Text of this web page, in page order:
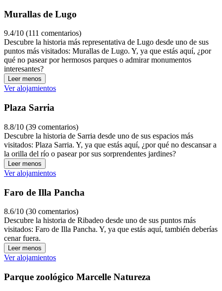
Murallas de Lugo
9.4/10 (111 comentarios)
Descubre la historia más representativa de Lugo desde uno de sus
puntos más visitados: Murallas de Lugo. Y, ya que estás aquí, ¿por
qué no pasear por hermosos parques o admirar monumentos
interesantes?
Leer menos
Ver alojamientos
Plaza Sarria
8.8/10 (39 comentarios)
Descubre la historia de Sarria desde uno de sus espacios más
visitados: Plaza Sarria. Y, ya que estás aquí, ¿por qué no descansar a
la orilla del río o pasear por sus sorprendentes jardines?
Leer menos
Ver alojamientos
Faro de Illa Pancha
8.6/10 (30 comentarios)
Descubre la historia de Ribadeo desde uno de sus puntos más
visitados: Faro de Illa Pancha. Y, ya que estás aquí, también deberías
cenar fuera.
Leer menos
Ver alojamientos
Parque zoológico Marcelle Natureza